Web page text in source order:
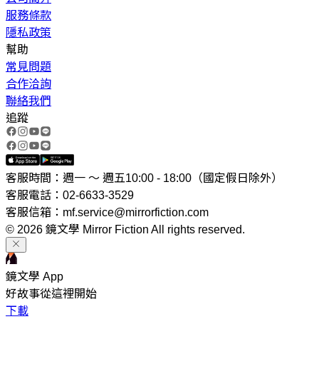
服務條款
隱私政策
幫助
常見問題
合作洽詢
聯絡我們
追蹤
客服時間：週一 ～ 週五10:00 - 18:00（國定假日除外）
客服電話：02-6633-3529
客服信箱：mf.service@mirrorfiction.com
© 2026 鏡文學 Mirror Fiction All rights reserved.
鏡文學 App
好故事從這裡開始
下載